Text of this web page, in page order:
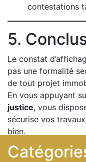
contestations
5.
Le constat
pas une formalité
de tout projet
En vous appuyant
justice, vous
sécurise vos
bien.